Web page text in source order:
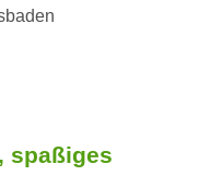
spaßiges